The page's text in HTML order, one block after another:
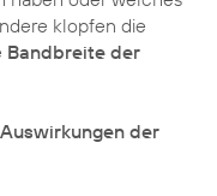
klopfen die
Bandbreite der
der